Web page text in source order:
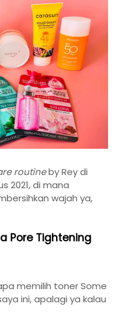
routineby Rey di
2021, di mana
wajah ya,
Pore Tightening
memilih toner Some
ini, apalagi ya kalau